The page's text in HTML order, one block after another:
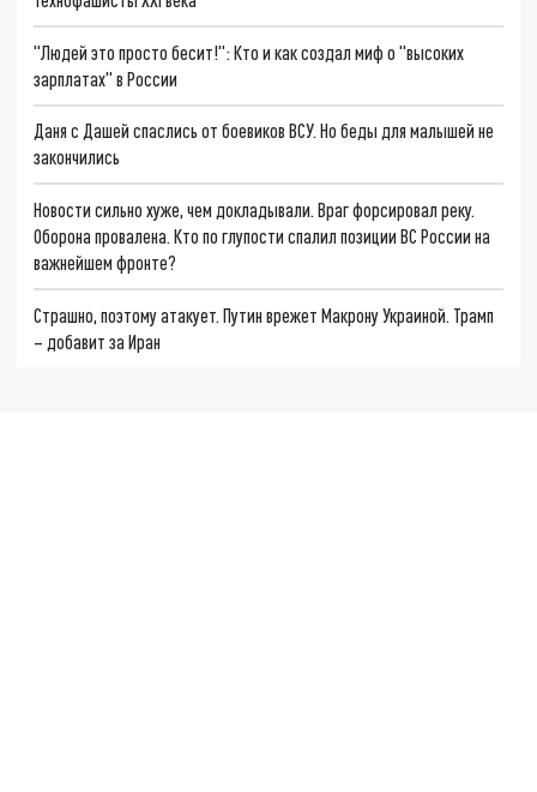
"Людей это просто бесит!": Кто и как создал миф о "высоких
зарплатах" в России
Даня с Дашей спаслись от боевиков ВСУ. Но беды для малышей не
закончились
Новости сильно хуже, чем докладывали. Враг форсировал реку.
Оборона провалена. Кто по глупости спалил позиции ВС России на
важнейшем фронте?
Страшно, поэтому атакует. Путин врежет Макрону Украиной. Трамп
– добавит за Иран